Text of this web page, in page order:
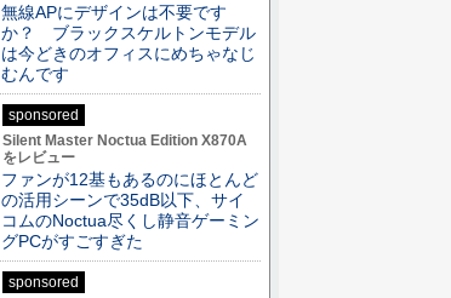
無線APにデザインは不要です
か？ ブラックスケルトンモデル
は今どきのオフィスにめちゃなじ
むんです
sponsored
Silent Master Noctua Edition X870A
をレビュー
ファンが12基もあるのにほとんど
の活用シーンで35dB以下、サイ
コムのNoctua尽くし静音ゲーミン
グPCがすごすぎた
sponsored